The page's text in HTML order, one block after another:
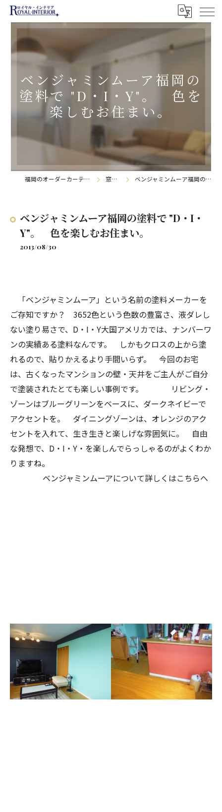
ベンジャミンムーア福岡の
塗料で "D・I・Y"。 色を
楽しむお住まい。
福岡のオーダーカーテンなら株式会社ロイヤル・インテリア 窓辺の日記帳 ベンジャミンムーア福岡の塗料で "D・I・Y"。 色を楽しむお住まい。
ベンジャミンムーア福岡の塗料で "D・I・
Y"。 色を楽しむお住まい。
2013/08/30
「ベンジャミンムーア」という名前の塗料メーカーを
ご存知ですか？ 3652色という色数の豊富さ、液ダレし
ない塗り易さで、D・I・Y大国アメリカでは、ナンバーワ
ンの実績ある塗料なんです。 しかもクロスの上から塗
れるので、貼りかえるより手間いらず。 今回のお宅
は、古くなったマンションの壁・天井をご主人がご自分
で塗装されたとても楽しい事例です。
リビング・
ゾーンはブルーグリーンをベースに、ダークネイビーで
アクセントを。 ダイニングゾーンは、オレンジのアク
セントを入れて、生き生きと楽しげな雰囲気に。 自由
な発想で、D・I・Y・を楽しんでらっしゃるのがよくわか
りますね。
ベンジャミンムーアについて詳しくはこちらへ